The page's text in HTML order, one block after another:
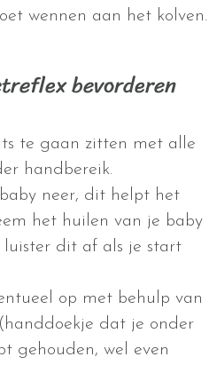
wennen aan het kolven.
bevorderen
te gaan zitten met alle
handbereik.
neer, dit helpt het
het huilen van je baby
luister dit af als je start
op met behulp van
dat je onder
gehouden, wel even